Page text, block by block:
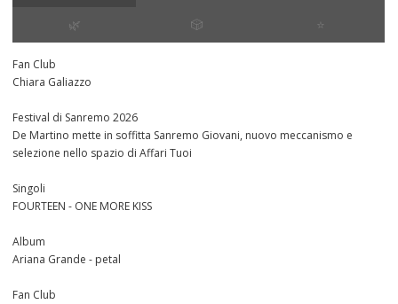
🌿 🎲 ⭐️
Fan Club
Chiara Galiazzo
Festival di Sanremo 2026
De Martino mette in soffitta Sanremo Giovani, nuovo meccanismo e
selezione nello spazio di Affari Tuoi
Singoli
FOURTEEN - ONE MORE KISS
Album
Ariana Grande - petal
Fan Club